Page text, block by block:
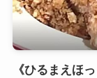
《ひるまえほ